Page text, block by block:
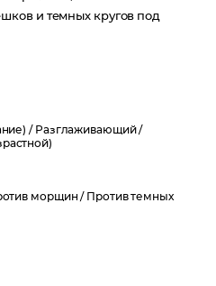
и темных кругов под
/ Разглаживающий /
морщин / Против темных